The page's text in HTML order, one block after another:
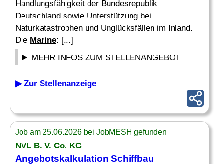
Handlungsfähigkeit der Bundesrepublik
Deutschland sowie Unterstützung bei
Naturkatastrophen und Unglücksfällen im Inland.
Die Marine: [...]
MEHR INFOS ZUM STELLENANGEBOT
▶ Zur Stellenanzeige
Job am 25.06.2026 bei JobMESH gefunden
NVL B. V. Co. KG
Angebotskalkulation Schiffbau